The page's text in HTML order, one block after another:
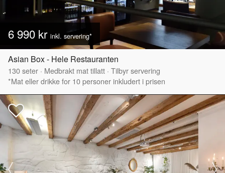
6 990 kr inkl. servering*
Asian Box - Hele Restauranten
130seter · Medbrakt mat tillatt · Tilbyr servering
*Mat eller drikke for 10 personer inkludert i prisen